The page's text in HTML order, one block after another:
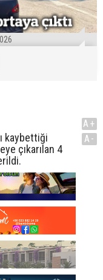
kaybettiği
çıkarılan 4
A+
A-